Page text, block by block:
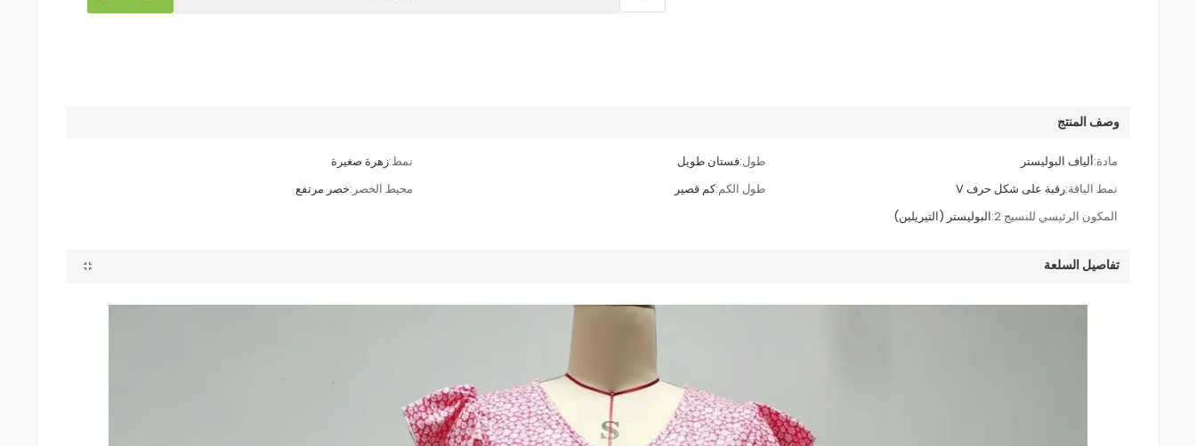
وصف المنتج
مادة:ألياف البوليستر طول:فستان طويل نمط:زهرة صغيرة
نمط الياقة:رقبة على شكل حرف V طول الكم:كم قصير محيط الخصر:خصر مرتفع
المكون الرئيسي للنسيج 2:
البوليستر (التيريلين)
تفاصيل السلعة